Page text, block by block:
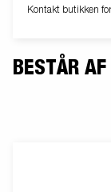
Kontakt butikken
BESTÅR AF